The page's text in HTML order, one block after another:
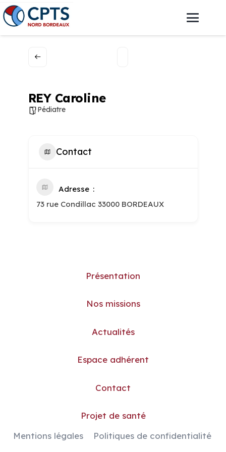
REY Caroline
Pédiatre
Contact
Adresse
73 rue Condillac 33000 BORDEAUX
Présentation
Nos missions
Actualités
Espace adhérent
Contact
Projet de santé
Mentions légales
Politiques de confidentialité